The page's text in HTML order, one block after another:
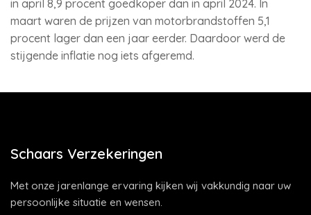
in april 8,9 procent goedkoper dan in april 2024. In
maart waren de prijzen van motorbrandstoffen 5,1
procent lager dan een jaar eerder. Daardoor werd de
stijgende inflatie nog iets afgeremd.
Schaars Verzekeringen
Met onze jarenlange ervaring kijken wij vakkundig naar uw
persoonlijke situatie en wensen.